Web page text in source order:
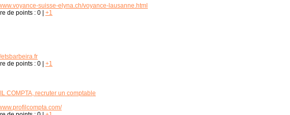
suisse-elyna.ch/voyance-lausanne.html
de points : 0 +1
etsbarbeira.fr
de points : 0 +1
COMPTA, recruter un comptable